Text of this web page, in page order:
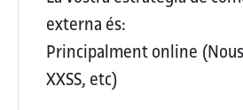
externa és:
Principalment online
XXSS, etc)